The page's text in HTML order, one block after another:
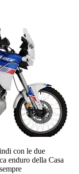
con le due
enduro della Casa